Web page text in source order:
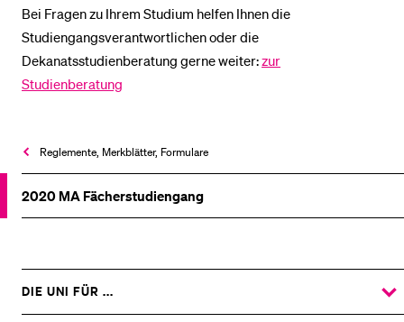
Reglemente, Merkblätter, Formulare
2020 MA Fächerstudiengang
Bei Fragen zu Ihrem Studium helfen Ihnen die
Studiengangsverantwortlichen oder die
Dekanatsstudienberatung gerne weiter:zur
Studienberatung
DIE UNI FÜR ...
ZEIGE
DAS